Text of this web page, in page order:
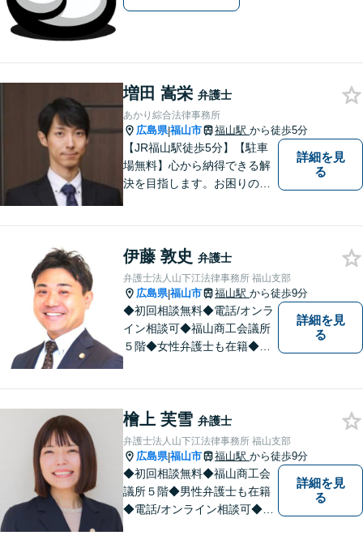
増田 嵩栄 弁護士
あかり綜合法律事務所
広島県|福山市 福山駅 から徒歩5分
【JR福山駅徒歩5分】【駐車
場無料】心から納得できる解
決を目指します。お困りの方
詳細を見
る
伊藤 敦史 弁護士
弁護士法人山下江法律事務所 福山支部
広島県|福山市 福山駅 から徒歩9分
◆初回相談無料◆電話/オンラ
イン相談可◆福山商工会議所
５階◆女性弁護士も在籍◆刑
いことも安心してご相談くだ
さい。あなたの気持ちに寄り
添い、丁寧にお応えします。
詳細を見
る
檜上 芙雪 弁護士
弁護士法人山下江法律事務所 福山支部
広島県|福山市 福山駅 から徒歩9分
◆初回相談無料◆福山商工会
議所５階◆男性弁護士も在籍
◆電話/オンライン相談可◆離
詳細を見
る